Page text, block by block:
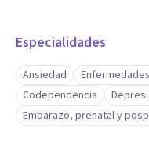
Especialidades
Ansiedad
Codependencia
Embarazo, prenatal y